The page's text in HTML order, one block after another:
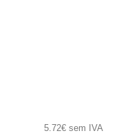
5.72€sem IVA